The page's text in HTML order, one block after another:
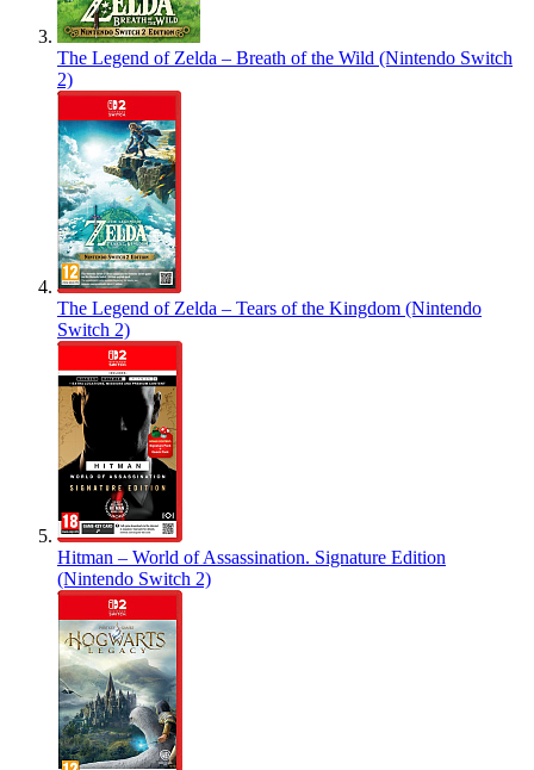
The Legend of Zelda – Breath of the Wild (Nintendo Switch
2)
The Legend of Zelda – Tears of the Kingdom (Nintendo
Switch 2)
Hitman – World of Assassination. Signature Edition
(Nintendo Switch 2)